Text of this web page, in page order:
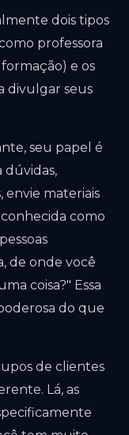
dois tipos
professora
e os
divulgar seus
seu papel é
dúvidas,
envie materiais
como
de onde você
coisa?" Essa
do que
de clientes
Lá, as